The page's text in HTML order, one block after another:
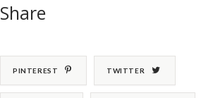
Share
PINTEREST TWITTER